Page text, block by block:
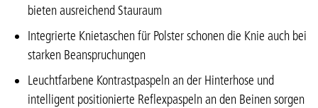
bieten ausreichend Stauraum
Integrierte Knietaschen für Polster schonen die Knie auch bei
starken Beanspruchungen
Leuchtfarbene Kontrastpaspeln an der Hinterhose und
intelligent positionierte Reflexpaspeln an den Beinen sorgen